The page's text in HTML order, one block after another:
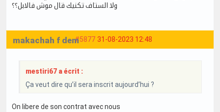
ولا الستاف تكنيك قال موش فالابل؟؟
#5877 31-08-2023 12:48
makachah f dem
mestiri67 a écrit :
Ça veut dire qu’il sera inscrit aujourd’hui ?
On libere de son contrat avec nous